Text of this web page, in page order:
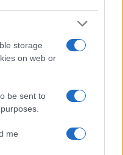
storage
on web or
be sent to
me